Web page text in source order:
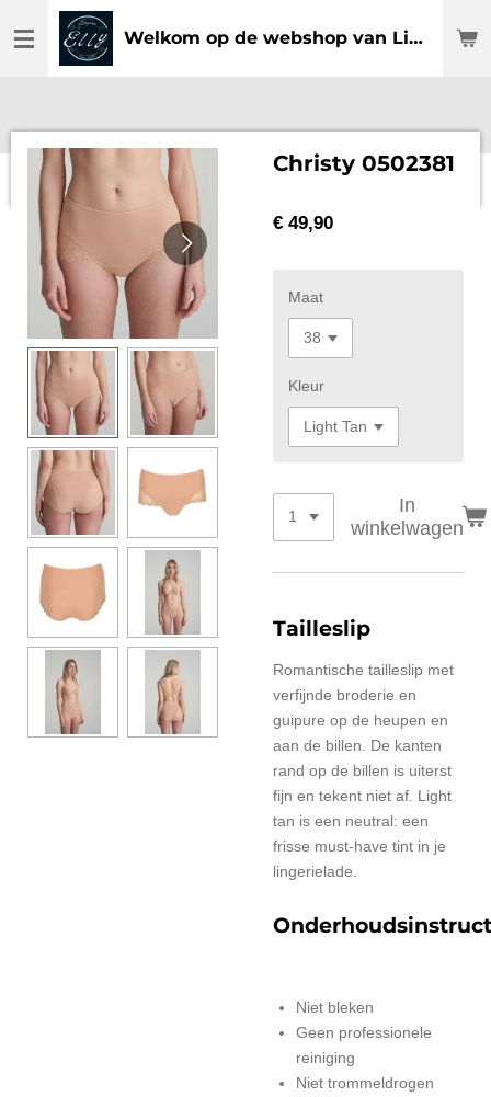
direct
Welkom op de webshop van Lingerie Elly
Christy 0502381
€ 49,90
Maat
Kleur
In
winkelwagen
Tailleslip
Romantische tailleslip met
verfijnde broderie en
guipure op de heupen en
aan de billen. De kanten
rand op de billen is uiterst
fijn en tekent niet af. Light
tan is een neutral: een
frisse must-have tint in je
lingerielade.
Niet bleken
Geen professionele
reiniging
Niet trommeldrogen